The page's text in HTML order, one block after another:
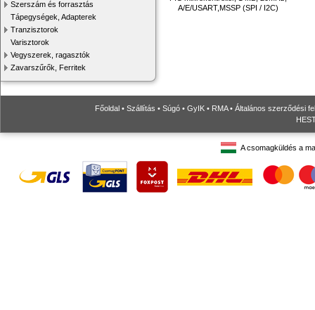
Szerszám és forrasztás
Tápegységek, Adapterek
Tranzisztorok
Varisztorok
Vegyszerek, ragasztók
Zavarszűrők, Ferritek
A/E/USART,MSSP (SPI / I2C)
Főoldal • Szállítás • Súgó • GyIK • RMA• Általános szerződési
A csomagküldés a